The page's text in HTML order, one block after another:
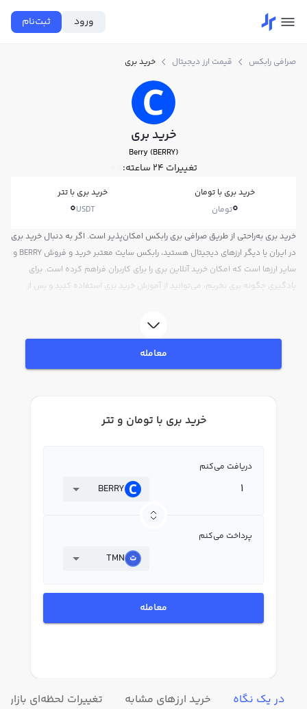
ورود ثبت‌نام
صرافی رابکس قیمت ارز دیجیتال خرید بری
خرید بری
Berry (BERRY)
تغییرات ۲۴ ساعته: 0%
خرید بری با تومان
0تومان
خرید بری با تتر
0USDT
خرید بری به‌راحتی از طریق صرافی بری رابکس امکان‌پذیر است. اگر به دنبال خرید بری
در ایران یا دیگر ارزهای دیجیتال هستید، رابکس سایت معتبر خرید و فروش BERRY و
سایر ارزها است که امکان خرید آنلاین بری را برای کاربران فراهم کرده است. برای
یادگیری چگونه بری بخریم، می‌توانید از آموزش خرید بری استفاده کنید و پس از
لحظه‌ای، نمودار و امکانات فروش بری نیز در دسترس شما قرار دارد تا بتوانید
تصمیمات بهتری در معاملات خود بگیرید.
معامله
خرید بری با تومان و تتر
دریافت می‌کنم
BERRY
پرداخت می‌کنم
TMN
معامله
در یک نگاه خرید ارزهای مشابه تغییرات لحظه‌ای بازار